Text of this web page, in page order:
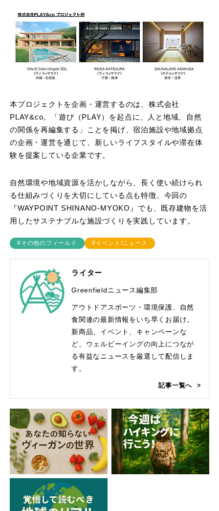
本プロジェクトを企画・運営するのは、株式会社
PLAY&co。「遊び（PLAY）を起点に、人と地域、自然
の関係を再編集する」ことを掲げ、宿泊施設や地域拠点
の企画・運営を通じて、新しいライフスタイルや滞在体
験を提案している企業です。
自然環境や地域資源を活かしながら、長く使い続けられ
る仕組みづくりを大切にしている点も特徴。今回の
『WAYPOINT SHINANO-MYOKO』でも、既存建物を活
用したサステナブルな施設づくりを実践しています。
#その他のフィールド #イベント/ニュース
ライター
Greenfieldニュース編集部
アウトドアスポーツ・環境保護、自然
食関連の最新情報をいち早くお届け。
新商品、イベント、キャンペーンな
ど、ウェルビーイングの向上につなが
る有益なニュースを厳選して配信しま
す。
記事一覧へ